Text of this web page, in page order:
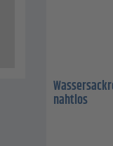
nahtlos